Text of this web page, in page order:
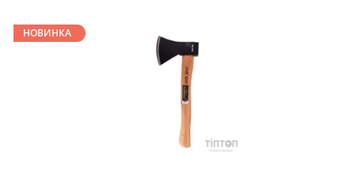
НОВИНКА